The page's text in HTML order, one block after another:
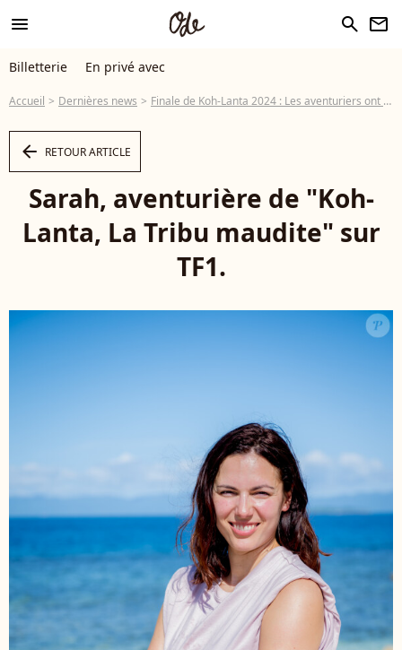
menu search newsletter
Billetterie En privé avec
Accueil Dernières news Finale de Koh-Lanta 2024 : Les aventuriers ont voté... et quelque chose cloche, on vous dit tout
arrow_left RETOUR ARTICLE
Sarah, aventurière de "Koh-
Lanta, La Tribu maudite" sur
TF1.